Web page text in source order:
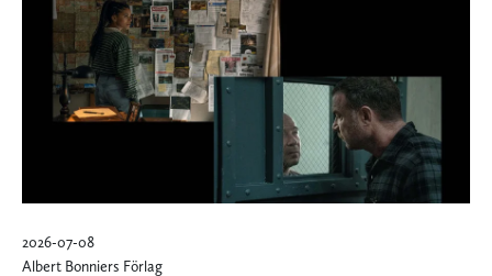
2026-07-08
Albert Bonniers Förlag